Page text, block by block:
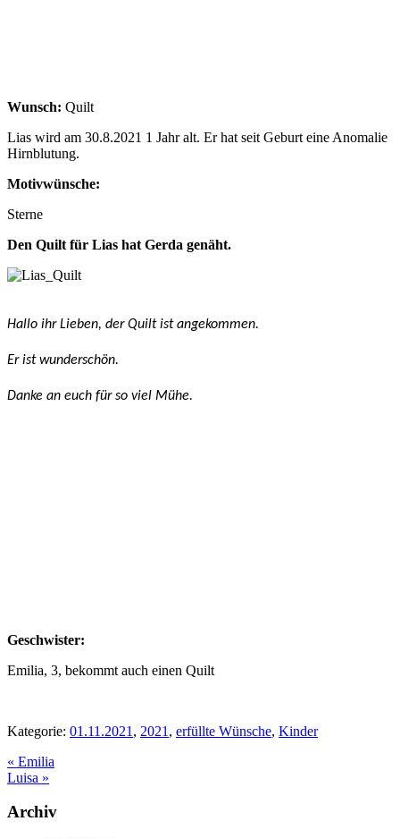
Wunsch: Quilt
Lias wird am 30.8.2021 1 Jahr alt. Er hat seit Geburt eine Anomalie
Hirnblutung.
Motivwünsche:
Sterne
Den Quilt für Lias hat Gerda genäht.
Hallo ihr Lieben, der Quilt ist angekommen.
Er ist wunderschön.
Danke an euch für so viel Mühe.
Geschwister:
Emilia, 3, bekommt auch einen Quilt
Kategorie: 01.11.2021 , 2021 , erfüllte Wünsche, Kinder
Vorheriger
Beitrag:
« Emilia
Nächster
Luisa »
Seitenspalte
Archiv